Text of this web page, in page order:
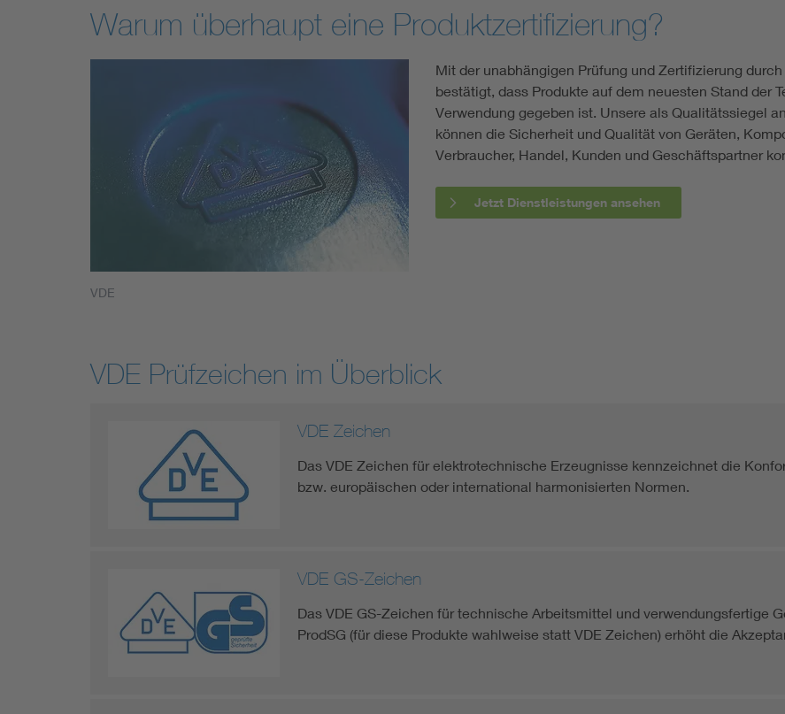
Warum überhaupt eine Produktzertifizierung?
VDE
Mit der unabhängigen Prüfung und Zertifizierung
bestätigt, dass Produkte auf dem neuesten Stand der
Verwendung gegeben ist. Unsere als Qualitätssiegel
können die Sicherheit und Qualität von Geräten,
Verbraucher, Handel, Kunden und Geschäftspartner
Jetzt Dienstleistungen ansehen
VDE Prüfzeichen im Überblick
VDE Zeichen
Das VDE Zeichen für elektrotechnische Erzeugnisse kennzeichnet die
bzw. europäischen oder international harmonisierten Normen.
VDE GS-Zeichen
Das VDE GS-Zeichen für technische Arbeitsmittel und verwendungsfertige
ProdSG (für diese Produkte wahlweise statt VDE Zeichen) erhöht die